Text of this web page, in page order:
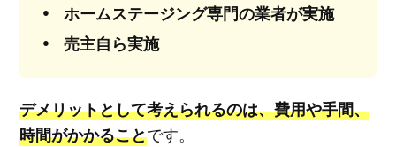
ホームステージング専門の業者が実施
売主自ら実施
デメリットとして考えられるのは、費用や手間、
時間がかかることです。